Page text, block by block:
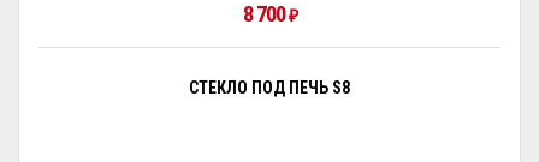
8 700₽
СТЕКЛО ПОД ПЕЧЬ S8